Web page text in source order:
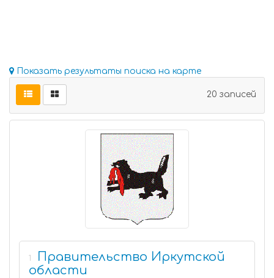
Показать результаты поиска на карте
20 записей
1
Правительство Иркутской
области